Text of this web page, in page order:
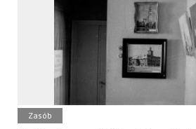
Zasób